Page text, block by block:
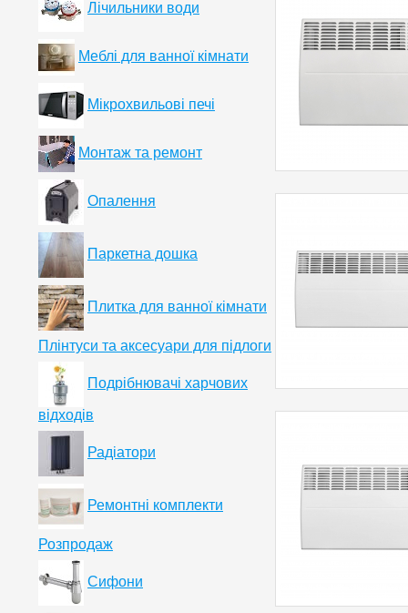
Лічильники води
Меблі для ванної кімнати
Мікрохвильові печі
Монтаж та ремонт
Опалення
Паркетна дошка
Плитка для ванної кімнати
Плінтуси та аксесуари для підлоги
Подрібнювачі харчових
відходів
Радіатори
Ремонтні комплекти
Розпродаж
Сифони